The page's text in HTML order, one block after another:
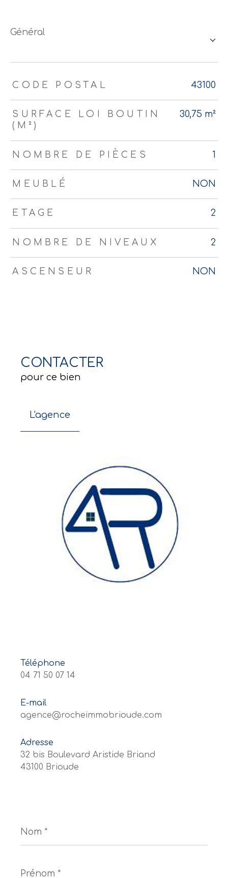
général
TRAD_ZEPHYR_Caracteristique TRAD_ZEPHYR_Valeurs
CODE POSTAL 43100
SURFACE LOI BOUTIN
(M²)
30,75 m²
NOMBRE DE PIÈCES 1
MEUBLÉ NON
ETAGE 2
NOMBRE DE NIVEAUX 2
ASCENSEUR NON
CONTACTER
pour ce bien
L'agence
Téléphone
04 71 50 07 14
E-mail
agence@rocheimmobrioude.com
Adresse
32 bis Boulevard Aristide Briand
43100 Brioude
*
*